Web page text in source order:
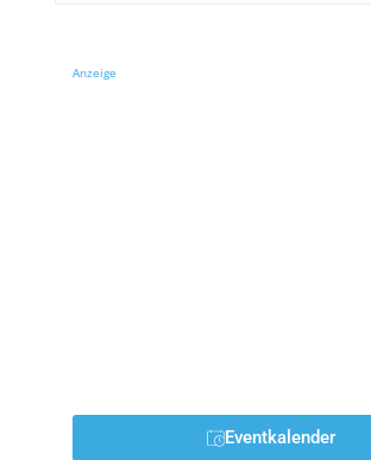
Anzeige
Eventkalender